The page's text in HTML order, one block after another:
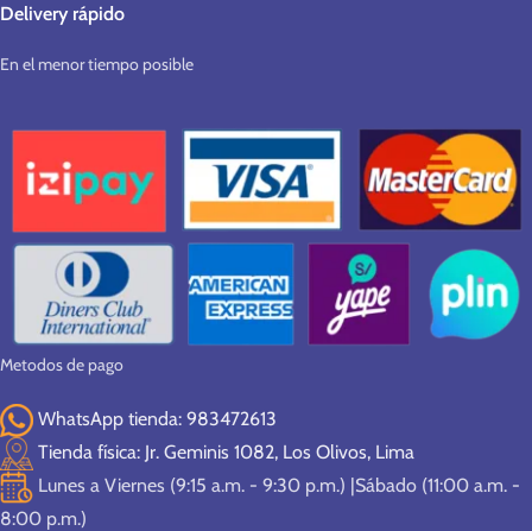
Delivery rápido
En el menor tiempo posible
Metodos de pago
WhatsApp tienda: 983472613
Tienda física: Jr. Geminis 1082, Los Olivos, Lima
Lunes a Viernes (9:15 a.m. - 9:30 p.m.) |Sábado (11:00 a.m. -
8:00 p.m.)